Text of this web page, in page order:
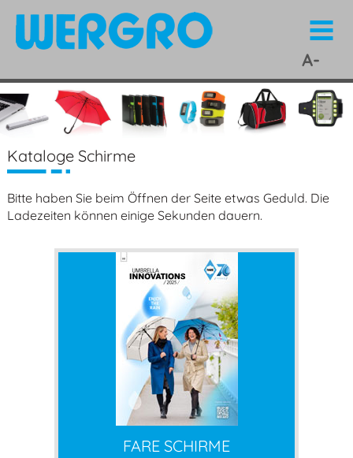
A-
Z
Kataloge Schirme
Bitte haben Sie beim Öffnen der Seite etwas Geduld. Die
Ladezeiten können einige Sekunden dauern.
FARE SCHIRME